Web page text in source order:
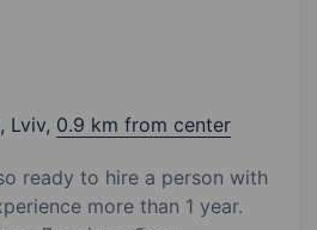
, Lviv, 0.9 km from center
ready to hire a person with
more than 1 year.